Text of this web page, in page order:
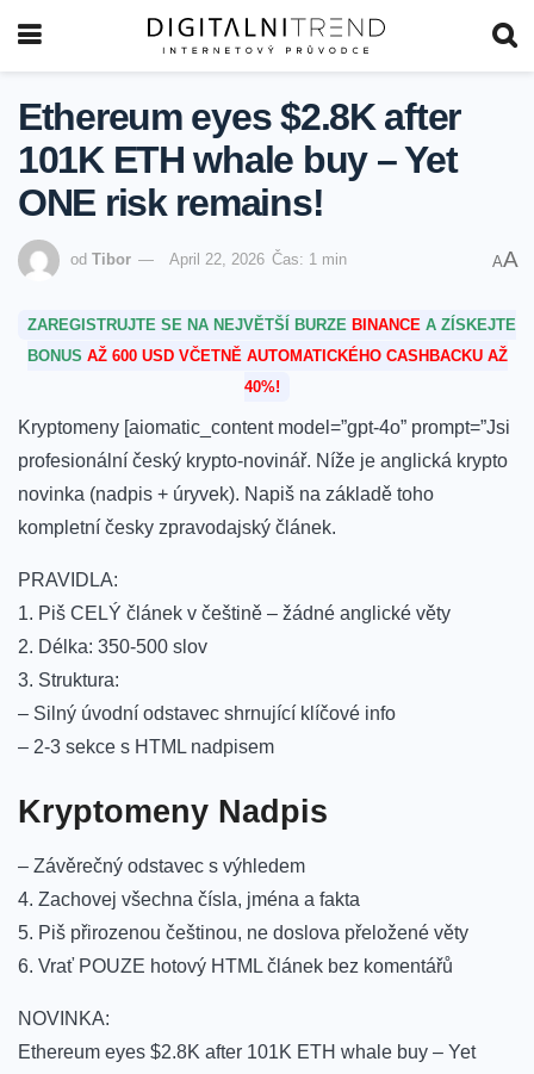
Ethereum eyes $2.8K after
101K ETH whale buy – Yet
ONE risk remains!
od Tibor April 22, 2026 Čas: 1 min AA
ZAREGISTRUJTE SE NA NEJVĚTŠÍ BURZE BINANCE A ZÍSKEJTE
BONUS AŽ 600 USD VČETNĚ AUTOMATICKÉHO CASHBACKU AŽ
40%!
Kryptomeny [aiomatic_content model=”gpt-4o” prompt=”Jsi
profesionální český krypto-novinář. Níže je anglická krypto
novinka (nadpis + úryvek). Napiš na základě toho
kompletní česky zpravodajský článek.
PRAVIDLA:
1. Piš CELÝ článek v češtině – žádné anglické věty
2. Délka: 350-500 slov
3. Struktura:
– Silný úvodní odstavec shrnující klíčové info
– 2-3 sekce s HTML nadpisem
Kryptomeny Nadpis
– Závěrečný odstavec s výhledem
4. Zachovej všechna čísla, jména a fakta
5. Piš přirozenou češtinou, ne doslova přeložené věty
6. Vrať POUZE hotový HTML článek bez komentářů
NOVINKA:
Ethereum eyes $2.8K after 101K ETH whale buy – Yet